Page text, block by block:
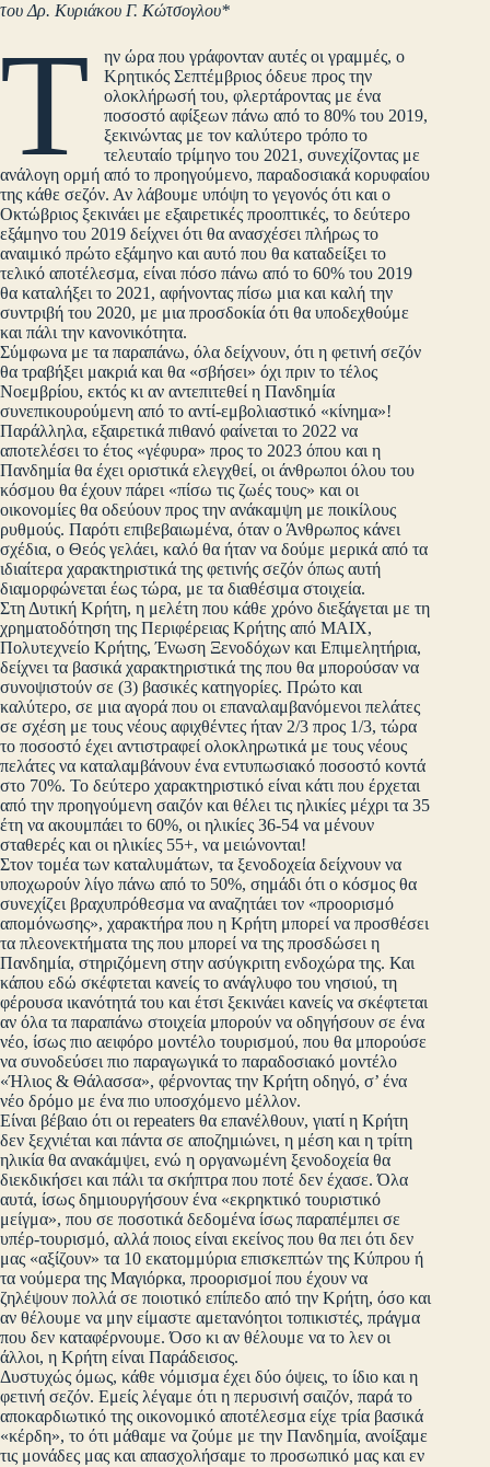
του Δρ. Κυριάκου Γ. Κώτσογλου*
Τ
ην ώρα που γράφονταν αυτές οι γραμμές, ο
Κρητικός Σεπτέμβριος όδευε προς την
ολοκλήρωσή του, φλερτάροντας με ένα
ποσοστό αφίξεων πάνω από το 80% του 2019,
ξεκινώντας με τον καλύτερο τρόπο το
τελευταίο τρίμηνο του 2021, συνεχίζοντας με
ανάλογη ορμή από το προηγούμενο, παραδοσιακά κορυφαίου
της κάθε σεζόν. Αν λάβουμε υπόψη το γεγονός ότι και ο
Οκτώβριος ξεκινάει με εξαιρετικές προοπτικές, το δεύτερο
εξάμηνο του 2019 δείχνει ότι θα ανασχέσει πλήρως το
αναιμικό πρώτο εξάμηνο και αυτό που θα καταδείξει το
τελικό αποτέλεσμα, είναι πόσο πάνω από το 60% του 2019
θα καταλήξει το 2021, αφήνοντας πίσω μια και καλή την
συντριβή του 2020, με μια προσδοκία ότι θα υποδεχθούμε
και πάλι την κανονικότητα.
Σύμφωνα με τα παραπάνω, όλα δείχνουν, ότι η φετινή σεζόν
θα τραβήξει μακριά και θα «σβήσει» όχι πριν το τέλος
Νοεμβρίου, εκτός κι αν αντεπιτεθεί η Πανδημία
συνεπικουρούμενη από το αντί-εμβολιαστικό «κίνημα»!
Παράλληλα, εξαιρετικά πιθανό φαίνεται το 2022 να
αποτελέσει το έτος «γέφυρα» προς το 2023 όπου και η
Πανδημία θα έχει οριστικά ελεγχθεί, οι άνθρωποι όλου του
κόσμου θα έχουν πάρει «πίσω τις ζωές τους» και οι
οικονομίες θα οδεύουν προς την ανάκαμψη με ποικίλους
ρυθμούς. Παρότι επιβεβαιωμένα, όταν ο Άνθρωπος κάνει
σχέδια, ο Θεός γελάει, καλό θα ήταν να δούμε μερικά από τα
ιδιαίτερα χαρακτηριστικά της φετινής σεζόν όπως αυτή
διαμορφώνεται έως τώρα, με τα διαθέσιμα στοιχεία.
Στη Δυτική Κρήτη, η μελέτη που κάθε χρόνο διεξάγεται με τη
χρηματοδότηση της Περιφέρειας Κρήτης από ΜΑΙΧ,
Πολυτεχνείο Κρήτης, Ένωση Ξενοδόχων και Επιμελητήρια,
δείχνει τα βασικά χαρακτηριστικά της που θα μπορούσαν να
συνοψιστούν σε (3) βασικές κατηγορίες. Πρώτο και
καλύτερο, σε μια αγορά που οι επαναλαμβανόμενοι πελάτες
σε σχέση με τους νέους αφιχθέντες ήταν 2/3 προς 1/3, τώρα
το ποσοστό έχει αντιστραφεί ολοκληρωτικά με τους νέους
πελάτες να καταλαμβάνουν ένα εντυπωσιακό ποσοστό κοντά
στο 70%. Το δεύτερο χαρακτηριστικό είναι κάτι που έρχεται
από την προηγούμενη σαιζόν και θέλει τις ηλικίες μέχρι τα 35
έτη να ακουμπάει το 60%, οι ηλικίες 36-54 να μένουν
σταθερές και οι ηλικίες 55+, να μειώνονται!
Στον τομέα των καταλυμάτων, τα ξενοδοχεία δείχνουν να
υποχωρούν λίγο πάνω από το 50%, σημάδι ότι ο κόσμος θα
συνεχίζει βραχυπρόθεσμα να αναζητάει τον «προορισμό
απομόνωσης», χαρακτήρα που η Κρήτη μπορεί να προσθέσει
τα πλεονεκτήματα της που μπορεί να της προσδώσει η
Πανδημία, στηριζόμενη στην ασύγκριτη ενδοχώρα της. Και
κάπου εδώ σκέφτεται κανείς το ανάγλυφο του νησιού, τη
φέρουσα ικανότητά του και έτσι ξεκινάει κανείς να σκέφτεται
αν όλα τα παραπάνω στοιχεία μπορούν να οδηγήσουν σε ένα
νέο, ίσως πιο αειφόρο μοντέλο τουρισμού, που θα μπορούσε
να συνοδεύσει πιο παραγωγικά το παραδοσιακό μοντέλο
«Ήλιος & Θάλασσα», φέρνοντας την Κρήτη οδηγό, σ’ ένα
νέο δρόμο με ένα πιο υποσχόμενο μέλλον.
Είναι βέβαιο ότι οι repeaters θα επανέλθουν, γιατί η Κρήτη
δεν ξεχνιέται και πάντα σε αποζημιώνει, η μέση και η τρίτη
ηλικία θα ανακάμψει, ενώ η οργανωμένη ξενοδοχεία θα
διεκδικήσει και πάλι τα σκήπτρα που ποτέ δεν έχασε. Όλα
αυτά, ίσως δημιουργήσουν ένα «εκρηκτικό τουριστικό
μείγμα», που σε ποσοτικά δεδομένα ίσως παραπέμπει σε
υπέρ-τουρισμό, αλλά ποιος είναι εκείνος που θα πει ότι δεν
μας «αξίζουν» τα 10 εκατομμύρια επισκεπτών της Κύπρου ή
τα νούμερα της Μαγιόρκα, προορισμοί που έχουν να
ζηλέψουν πολλά σε ποιοτικό επίπεδο από την Κρήτη, όσο και
αν θέλουμε να μην είμαστε αμετανόητοι τοπικιστές, πράγμα
που δεν καταφέρνουμε. Όσο κι αν θέλουμε να το λεν οι
άλλοι, η Κρήτη είναι Παράδεισος.
Δυστυχώς όμως, κάθε νόμισμα έχει δύο όψεις, το ίδιο και η
φετινή σεζόν. Εμείς λέγαμε ότι η περυσινή σαιζόν, παρά το
αποκαρδιωτικό της οικονομικό αποτέλεσμα είχε τρία βασικά
«κέρδη», το ότι μάθαμε να ζούμε με την Πανδημία, ανοίξαμε
τις μονάδες μας και απασχολήσαμε το προσωπικό μας και εν